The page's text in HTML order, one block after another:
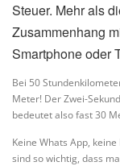
Steuer. Mehr als
Zusammenhang
Smartphone oder
Bei 50
Meter! Der Zwei-
bedeutet also fast 30
Keine Whats App,
sind so wichtig, dass